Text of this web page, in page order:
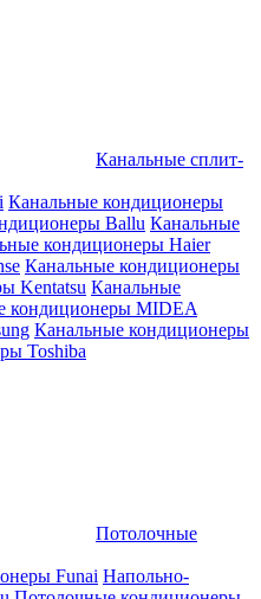
Канальные сплит-
Канальные кондиционеры
Ballu Канальные
кондиционеры Haier
Канальные кондиционеры
Kentatsu Канальные
кондиционеры MIDEA
Канальные кондиционеры
Toshiba
Потолочные
Funai Напольно-